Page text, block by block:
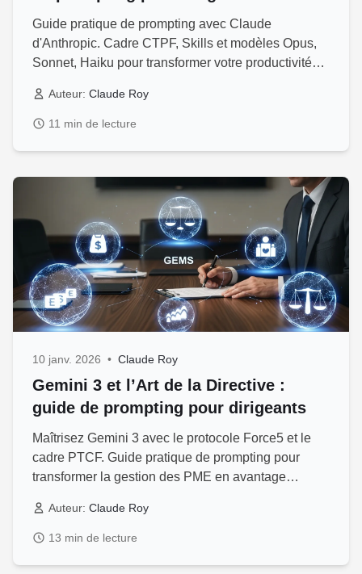
Guide pratique de prompting avec Claude
d'Anthropic. Cadre CTPF, Skills et modèles Opus,
Sonnet, Haiku pour transformer votre productivité
Auteur: Claude Roy
11 min de lecture
10 janv. 2026 • Claude Roy
Gemini 3 et l’Art de la Directive :
guide de prompting pour dirigeants
Maîtrisez Gemini 3 avec le protocole Force5 et le
cadre PTCF. Guide pratique de prompting pour
transformer la gestion des PME en avantage
Auteur: Claude Roy
13 min de lecture